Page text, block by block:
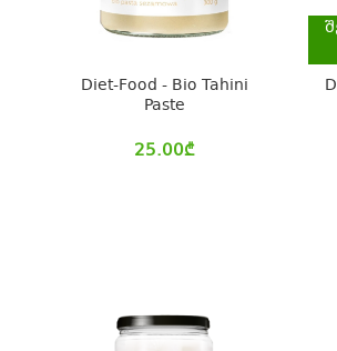
Diet-Food - Bio Tahini
Paste
25.00₾